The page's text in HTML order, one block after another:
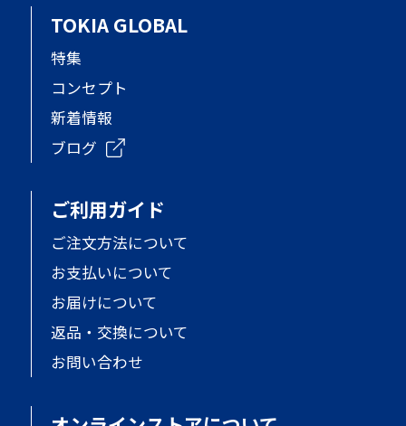
TOKIA GLOBAL
特集
コンセプト
新着情報
ブログ
ご利用ガイド
ご注文方法について
お支払いについて
お届けについて
返品・交換について
お問い合わせ